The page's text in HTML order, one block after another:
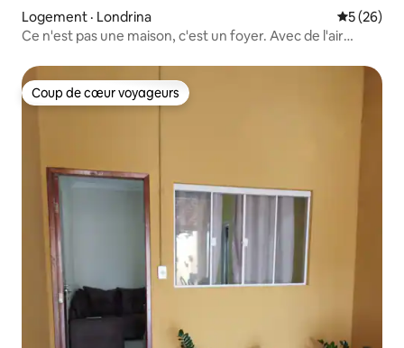
Logement · Londrina Note
5 (26)
Ce n'est pas une maison, c'est un foyer. Avec de l'air
Coup de cœur voyageurs
Coup de cœur voyageurs